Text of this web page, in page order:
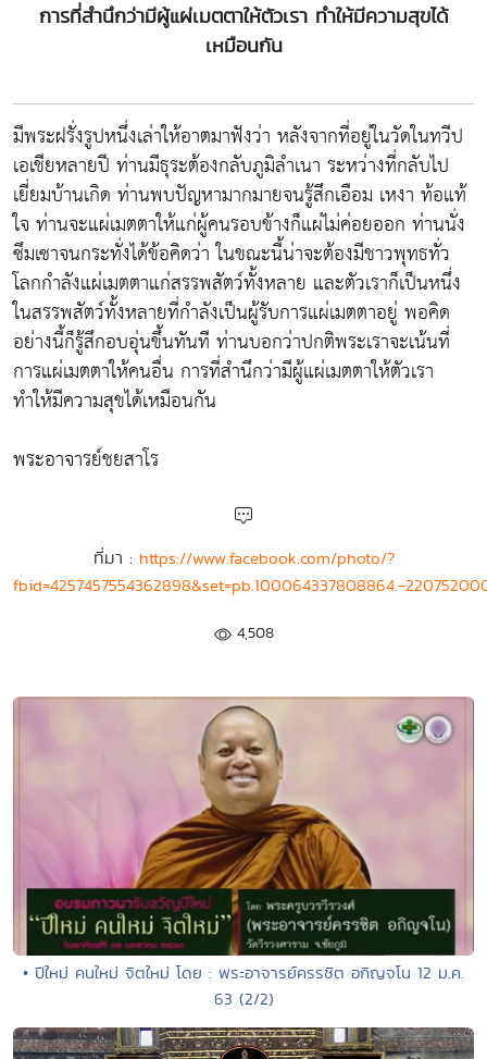
การที่สำนึกว่ามีผู้แผ่เมตตาให้ตัวเรา ทำให้มีความสุขได้
เหมือนกัน
มีพระฝรั่งรูปหนึ่งเล่าให้อาตมาฟังว่า หลังจากที่อยู่ในวัดในทวีป
เอเชียหลายปี ท่านมีธุระต้องกลับภูมิลำเนา ระหว่างที่กลับไป
เยี่ยมบ้านเกิด ท่านพบปัญหามากมายจนรู้สึกเอือม เหงา ท้อแท้
ใจ ท่านจะแผ่เมตตาให้แก่ผู้คนรอบข้างก็แผ่ไม่ค่อยออก ท่านนั่ง
ซึมเซาจนกระทั่งได้ข้อคิดว่า ในขณะนี้น่าจะต้องมีชาวพุทธทั่ว
โลกกำลังแผ่เมตตาแก่สรรพสัตว์ทั้งหลาย และตัวเราก็เป็นหนึ่ง
ในสรรพสัตว์ทั้งหลายที่กำลังเป็นผู้รับการแผ่เมตตาอยู่ พอคิด
อย่างนี้ก็รู้สึกอบอุ่นขึ้นทันที ท่านบอกว่าปกติพระเราจะเน้นที่
การแผ่เมตตาให้คนอื่น การที่สำนึกว่ามีผู้แผ่เมตตาให้ตัวเรา
ทำให้มีความสุขได้เหมือนกัน
พระอาจารย์ชยสาโร
ที่มา : https://www.facebook.com/photo/?
fbid=4257457554362898&set=pb.100064337808864.-
4,508
• ปีใหม่ คนใหม่ จิตใหม่ โดย : พระอาจารย์ครรชิต อกิญจโน 12 ม.ค.
63 (2/2)